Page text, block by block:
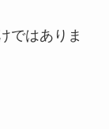
ではありま